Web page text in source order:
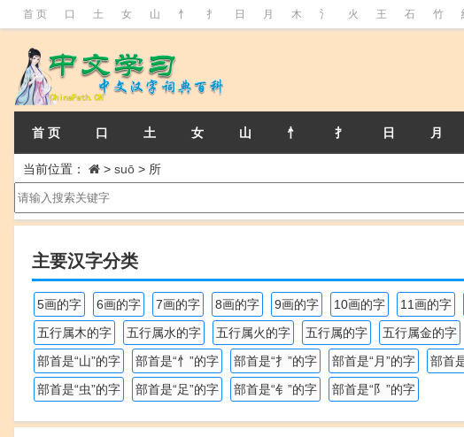
首 页 口 土 女 山 忄 扌 日 月 木 氵 火 王 石 竹
首 页 口 土 女 山 忄 扌 日 月
当前位置： > suō > 所
主要汉字分类
5画的字 6画的字 7画的字 8画的字 9画的字 10画的字 11画的字
五行属木的字
五行属水的字 五行属火的字 五行属的字 五行属金的字
部首是“山”的字
部首是“忄”的字 部首是“扌”的字 部首是“月”的字 部首
部首是“虫”的字
部首是“足”的字 部首是“钅”的字 部首是“阝”的字